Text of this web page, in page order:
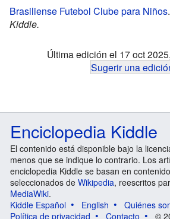
Brasiliense Futebol Clube para Niños.
Kiddle.
Última edición el 17 oct
Sugerir una
Enciclopedia Kiddle
El contenido está disponible bajo la
menos que se indique lo contrario. Los
enciclopedia Kiddle se basan en
seleccionados de Wikipedia, reescritos
MediaWiki.
Kiddle Español
English
Quiénes
Política de privacidad
Contacto ©